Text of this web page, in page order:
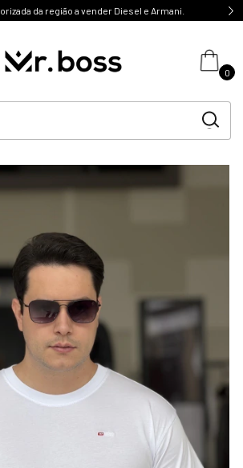
da região a vender Diesel e Armani.
0